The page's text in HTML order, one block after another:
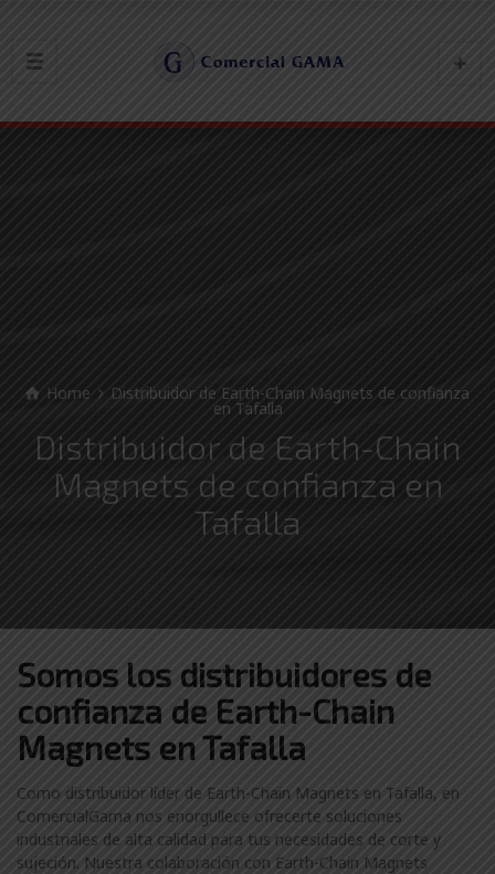
Home Distribuidor de Earth-Chain Magnets de confianza
en Tafalla
Distribuidor de Earth-Chain
Magnets de confianza en
Tafalla
Somos los distribuidores de
confianza de Earth-Chain
Magnets en Tafalla
Como distribuidor líder de Earth-Chain Magnets en Tafalla, en
ComercialGama nos enorgullece ofrecerte soluciones
industriales de alta calidad para tus necesidades de corte y
sujeción. Nuestra colaboración con Earth-Chain Magnets